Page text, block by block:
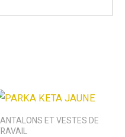
ET VESTES DE